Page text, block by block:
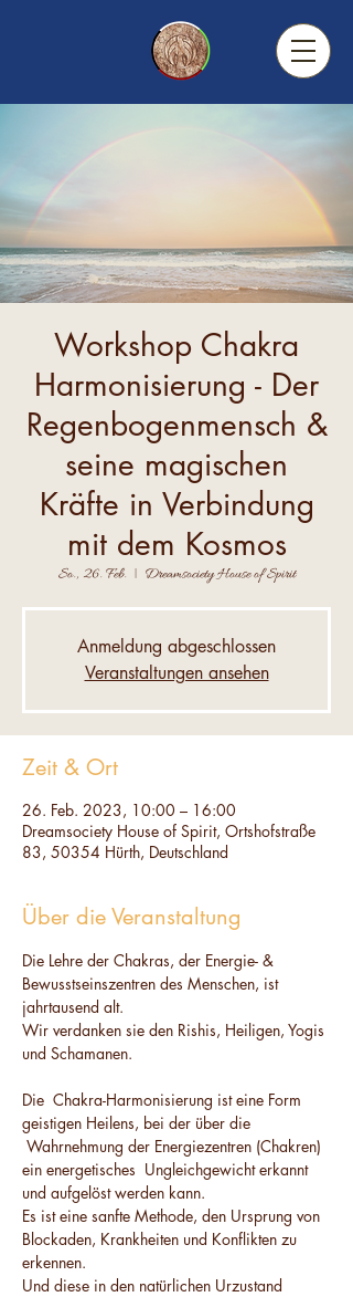
Workshop Chakra
Harmonisierung - Der
Regenbogenmensch &
seine magischen
Kräfte in Verbindung
mit dem Kosmos
So., 26. Feb.
  |
Dreamsociety House of Spirit
Anmeldung abgeschlossen
Veranstaltungen ansehen
Zeit & Ort
26. Feb. 2023, 10:00 – 16:00
Dreamsociety House of Spirit, Ortshofstraße
83, 50354 Hürth, Deutschland
Über die Veranstaltung
Die Lehre der Chakras, der Energie- &
Bewusstseinszentren des Menschen, ist
jahrtausend alt.
Wir verdanken sie den Rishis, Heiligen, Yogis
und Schamanen.
Die  Chakra-Harmonisierung ist eine Form
geistigen Heilens, bei der über die
Wahrnehmung der Energiezentren (Chakren)
ein energetisches  Ungleichgewicht erkannt
und aufgelöst werden kann.
Es ist eine sanfte Methode, den Ursprung von
Blockaden, Krankheiten und Konflikten zu
erkennen.
Und diese in den natürlichen Urzustand